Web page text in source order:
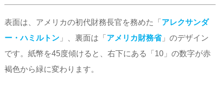
表面は、アメリカの初代財務長官を務めた「 アレクサンダ
ー・ハミルトン」、裏面は「 アメリカ財務省」のデザイン
です。紙幣を45度傾けると、右下にある「10」の数字が赤
褐色から緑に変わります。